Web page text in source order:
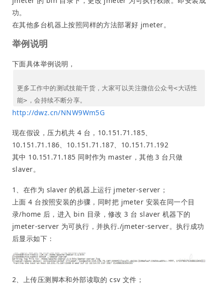
功。
在其他多台机器上按照同样的方法部署好 jmeter。
举例说明
下面具体举例说明，
更多工作中的测试技能干货，大家可以关注微信公众号<大话性
能>，会持续不断分享。
http://dwz.cn/NNW9Wm5G
现在假设，压力机共 4 台，10.151.71.185、
10.151.71.186、10.151.71.187、10.151.71.192
其中 10.151.71.185 同时作为 master，其他 3 台只做
slaver。
1、在作为 slaver 的机器上运行 jmeter-server；
上面 4 台按照安装的步骤，同时把 jmeter 安装在同一个目
录/home 后，进入 bin 目录，修改 3 台 slaver 机器下的
jmeter-server 为可执行，并执行./jmeter-server。执行成功
后显示如下：
2、上传压测脚本和外部读取的 csv 文件；